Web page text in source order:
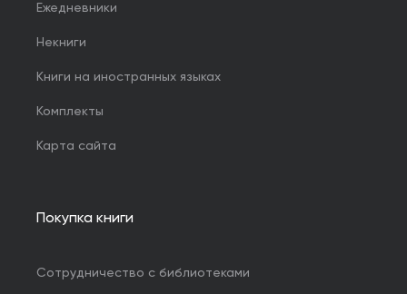
Ежедневники
Некниги
Книги на иностранных языках
Комплекты
Карта сайта
Покупка книги
Сотрудничество с библиотеками